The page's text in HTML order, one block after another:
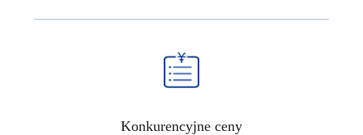
Konkurencyjne ceny